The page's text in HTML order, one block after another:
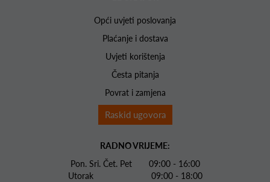
Opći uvjeti poslovanja
Plaćanje i dostava
Uvjeti korištenja
Česta pitanja
Povrat i zamjena
Raskid ugovora
RADNO VRIJEME:
Pon. Sri. Čet. Pet 09:00 - 16:00
Utorak 09:00 - 18:00